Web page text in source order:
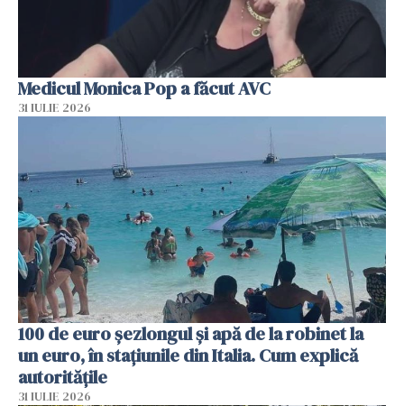
Medicul Monica Pop a făcut AVC
31 IULIE 2026
100 de euro șezlongul și apă de la robinet la
un euro, în stațiunile din Italia. Cum explică
autoritățile
31 IULIE 2026